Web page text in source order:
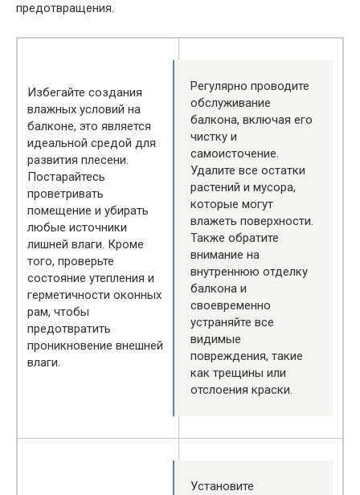
предотвращения.
Избегайте создания
влажных условий на
балконе, это является
идеальной средой для
развития плесени.
Постарайтесь
проветривать
помещение и убирать
любые источники
лишней влаги. Кроме
того, проверьте
состояние утепления и
герметичности оконных
рам, чтобы
предотвратить
проникновение внешней
влаги.
Регулярно проводите
обслуживание
балкона, включая его
чистку и
самоисточение.
Удалите все остатки
растений и мусора,
которые могут
влажеть поверхности.
Также обратите
внимание на
внутреннюю отделку
балкона и
своевременно
устраняйте все
видимые
повреждения, такие
как трещины или
отслоения краски.
Установите